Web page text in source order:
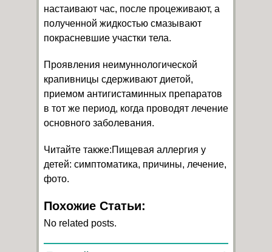
настаивают час, после процеживают, а
полученной жидкостью смазывают
покрасневшие участки тела.
Проявления неимуннологической
крапивницы сдерживают диетой,
приемом антигистаминных препаратов
в тот же период, когда проводят лечение
основного заболевания.
Читайте также:Пищевая аллергия у
детей: симптоматика, причины, лечение,
фото.
Похожие Статьи:
No related posts.